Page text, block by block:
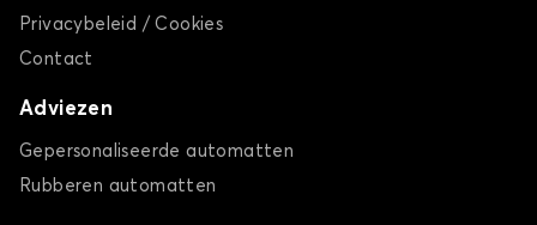
Privacybeleid / Cookies
Contact
Adviezen
Gepersonaliseerde automatten
Rubberen automatten